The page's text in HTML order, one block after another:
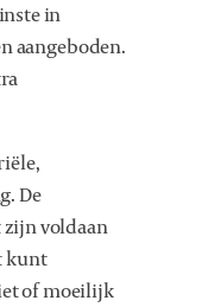
in
aangeboden.
De
voldaan
kunt
of moeilijk